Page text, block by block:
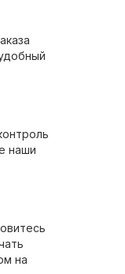
наши
на